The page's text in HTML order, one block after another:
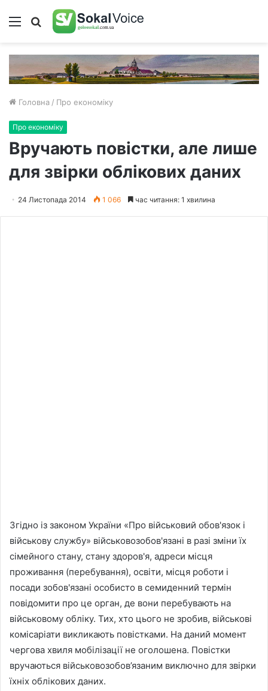
Меню Пошук
Головна / Про економіку
Про економіку
Вручають повістки, але лише
для звірки облікових даних
24 Листопада 2014 1 066 час читання: 1 хвилина
Згідно із законом України «Про військовий обов'язок і
військову службу» військовозобов'язані в разі зміни їх
сімейного стану, стану здоров'я, адреси місця
проживання (перебування), освіти, місця роботи і
посади зобов'язані особисто в семиденний термін
повідомити про це орган, де вони перебувають на
військовому обліку. Тих, хто цього не зробив, військові
комісаріати викликають повістками. На даний момент
чергова хвиля мобілізації не оголошена. Повістки
вручаються військовозобов’язаним виключно для звірки
їхніх облікових даних.